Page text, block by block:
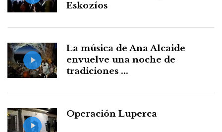
Eskozíos
La música de Ana Alcaide
envuelve una noche de
tradiciones ...
Operación Luperca